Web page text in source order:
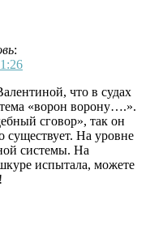
:
что в судах
«ворон ворону….».
сговор», так он
существует. На уровне
системы. На
испытала, можете